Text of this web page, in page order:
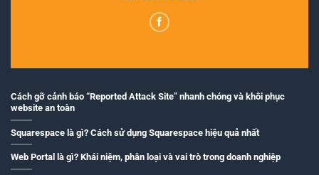
Cách gỡ cảnh báo “Reported Attack Site” nhanh chóng và khôi phục
website an toàn
Squarespace là gì? Cách sử dụng Squarespace hiệu quả nhất
Web Portal là gì? Khái niệm, phân loại và vai trò trong doanh nghiệp